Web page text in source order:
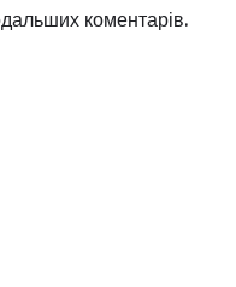
коментарів.